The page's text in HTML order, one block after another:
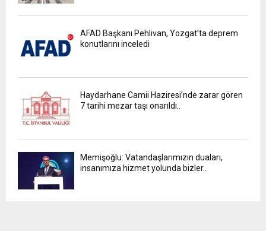
AFAD Başkanı Pehlivan, Yozgat’ta deprem
konutlarını inceledi
Haydarhane Camii Haziresi’nde zarar gören
7 tarihi mezar taşı onarıldı..
Memişoğlu: Vatandaşlarımızın duaları,
insanımıza hizmet yolunda bizler..